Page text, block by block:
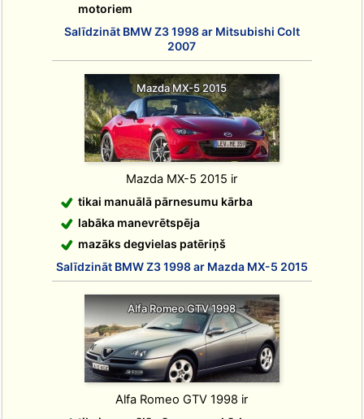
motoriem
Salīdzināt BMW Z3 1998 ar Mitsubishi Colt
2007
Mazda MX-5 2015
Mazda MX-5 2015 ir
tikai manuālā pārnesumu kārba
labāka manevrētspēja
mazāks degvielas patēriņš
Salīdzināt BMW Z3 1998 ar Mazda MX-5 2015
Alfa Romeo GTV 1998
Alfa Romeo GTV 1998 ir